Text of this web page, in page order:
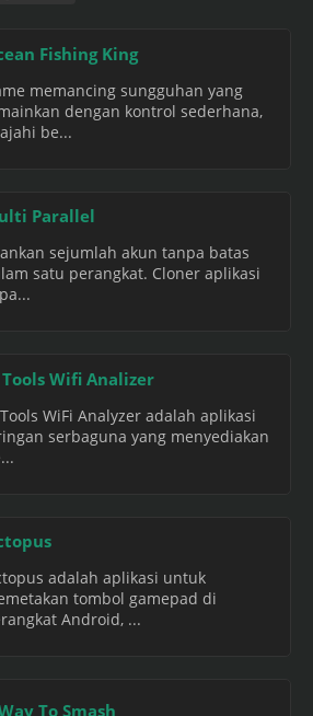
Fishing King
memancing sungguhan yang
dengan kontrol sederhana,
be...
Parallel
sejumlah akun tanpa batas
satu perangkat. Cloner aplikasi
Tools Wifi Analizer
WiFi Analyzer adalah aplikasi
serbaguna yang menyediakan
adalah aplikasi untuk
tombol gamepad di
Android, ...
To Smash